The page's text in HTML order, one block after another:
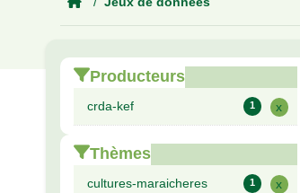
Producteurs
crda-kef 1 x
Thèmes
cultures-maraicheres 1 x